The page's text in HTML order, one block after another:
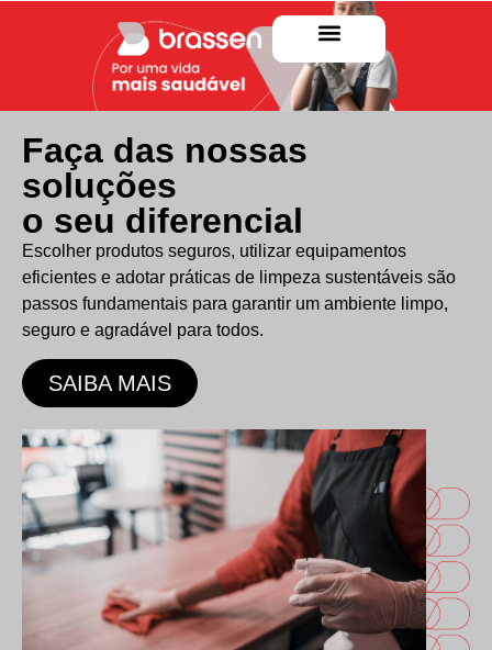
Faça das nossas
soluções
o seu diferencial
Escolher produtos seguros, utilizar equipamentos
eficientes e adotar práticas de limpeza sustentáveis são
passos fundamentais para garantir um ambiente limpo,
seguro e agradável para todos.
SAIBA MAIS